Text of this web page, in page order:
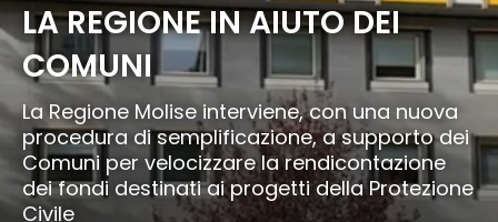
LA REGIONE IN AIUTO DEI
COMUNI
La Regione Molise interviene, con una nuova
procedura di semplificazione, a supporto dei
Comuni per velocizzare la rendicontazione
dei fondi destinati ai progetti della Protezione
Civile